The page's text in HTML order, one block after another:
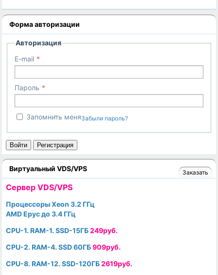
Форма авторизации
Авторизация
E-mail
Пароль
Запомнить меняЗабыли пароль?
Войти Регистрация
Виртуальный VDS/VPS Заказать
Cервер VDS/VPS
Процессоры Xeon 3.2 ГГц
AMD Epyc до 3.4 ГГц
CPU-1. RAM-1. SSD-15ГБ249руб.
CPU-2. RAM-4. SSD 60ГБ909руб.
CPU-8. RAM-12. SSD-120ГБ2619руб.